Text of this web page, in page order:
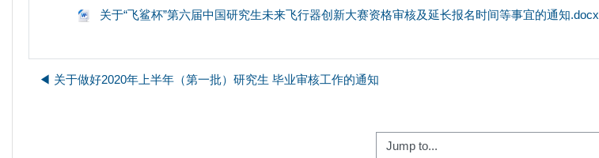
关于“飞鲨杯”第六届中国研究生未来飞行器创新大赛资格审核及延长报名时间等事宜的通知.docx
◀︎ 关于做好2020年上半年（第一批）研究生 毕业审核工作的通知
Jump to...